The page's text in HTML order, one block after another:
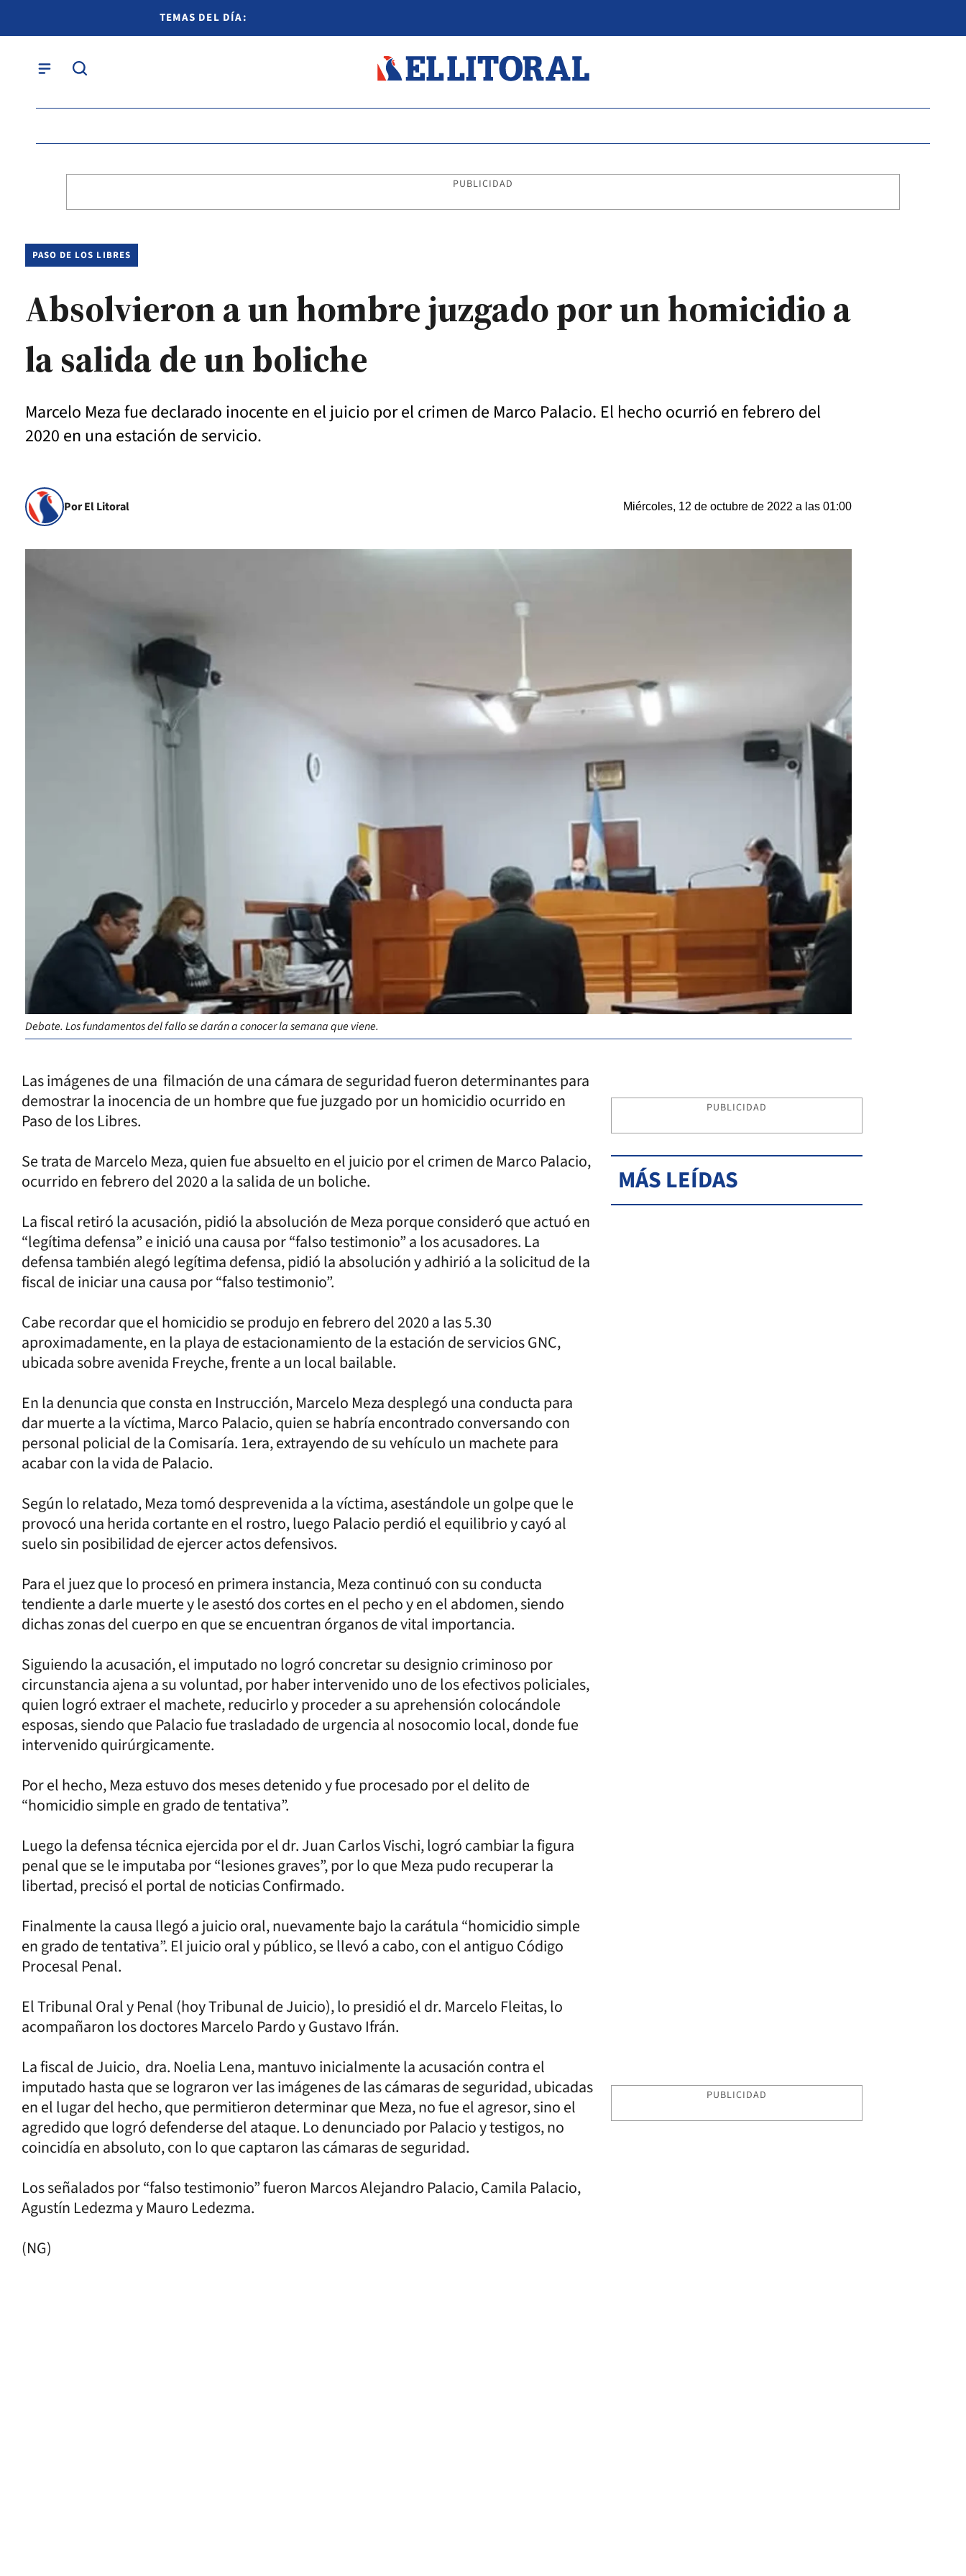
TEMAS DEL DÍA:
PUBLICIDAD
PASO DE LOS LIBRES
Absolvieron a un hombre juzgado por un homicidio a
la salida de un boliche
Marcelo Meza fue declarado inocente en el juicio por el crimen de Marco Palacio. El hecho ocurrió en febrero del
2020 en una estación de servicio.
Por El Litoral Miércoles, 12 de octubre de 2022 a las 01:00
Debate. Los fundamentos del fallo se darán a conocer la semana que viene.
Las imágenes de una filmación de una cámara de seguridad fueron determinantes para
demostrar la inocencia de un hombre que fue juzgado por un homicidio ocurrido en
Paso de los Libres.
Se trata de Marcelo Meza, quien fue absuelto en el juicio por el crimen de Marco Palacio,
ocurrido en febrero del 2020 a la salida de un boliche.
La fiscal retiró la acusación, pidió la absolución de Meza porque consideró que actuó en
“legítima defensa” e inició una causa por “falso testimonio” a los acusadores. La
defensa también alegó legítima defensa, pidió la absolución y adhirió a la solicitud de la
fiscal de iniciar una causa por “falso testimonio”.
Cabe recordar que el homicidio se produjo en febrero del 2020 a las 5.30
aproximadamente, en la playa de estacionamiento de la estación de servicios GNC,
ubicada sobre avenida Freyche, frente a un local bailable.
En la denuncia que consta en Instrucción, Marcelo Meza desplegó una conducta para
dar muerte a la víctima, Marco Palacio, quien se habría encontrado conversando con
personal policial de la Comisaría. 1era, extrayendo de su vehículo un machete para
acabar con la vida de Palacio.
Según lo relatado, Meza tomó desprevenida a la víctima, asestándole un golpe que le
provocó una herida cortante en el rostro, luego Palacio perdió el equilibrio y cayó al
suelo sin posibilidad de ejercer actos defensivos.
Para el juez que lo procesó en primera instancia, Meza continuó con su conducta
tendiente a darle muerte y le asestó dos cortes en el pecho y en el abdomen, siendo
dichas zonas del cuerpo en que se encuentran órganos de vital importancia.
Siguiendo la acusación, el imputado no logró concretar su designio criminoso por
circunstancia ajena a su voluntad, por haber intervenido uno de los efectivos policiales,
quien logró extraer el machete, reducirlo y proceder a su aprehensión colocándole
esposas, siendo que Palacio fue trasladado de urgencia al nosocomio local, donde fue
intervenido quirúrgicamente.
Por el hecho, Meza estuvo dos meses detenido y fue procesado por el delito de
“homicidio simple en grado de tentativa”.
Luego la defensa técnica ejercida por el dr. Juan Carlos Vischi, logró cambiar la figura
penal que se le imputaba por “lesiones graves”, por lo que Meza pudo recuperar la
libertad, precisó el portal de noticias Confirmado.
Finalmente la causa llegó a juicio oral, nuevamente bajo la carátula “homicidio simple
en grado de tentativa”. El juicio oral y público, se llevó a cabo, con el antiguo Código
Procesal Penal.
El Tribunal Oral y Penal (hoy Tribunal de Juicio), lo presidió el dr. Marcelo Fleitas, lo
acompañaron los doctores Marcelo Pardo y Gustavo Ifrán.
La fiscal de Juicio, dra. Noelia Lena, mantuvo inicialmente la acusación contra el
imputado hasta que se lograron ver las imágenes de las cámaras de seguridad, ubicadas
en el lugar del hecho, que permitieron determinar que Meza, no fue el agresor, sino el
agredido que logró defenderse del ataque. Lo denunciado por Palacio y testigos, no
coincidía en absoluto, con lo que captaron las cámaras de seguridad.
Los señalados por “falso testimonio” fueron Marcos Alejandro Palacio, Camila Palacio,
Agustín Ledezma y Mauro Ledezma.
(NG)
PUBLICIDAD
MÁS LEÍDAS
PUBLICIDAD